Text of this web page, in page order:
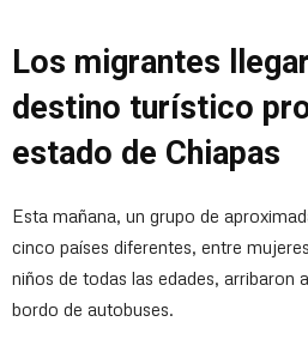
Los migrantes
destino turístico
estado de Chiapas
Esta mañana, un grupo de
cinco países diferentes, entre
niños de todas las edades, arribaron
bordo de autobuses.